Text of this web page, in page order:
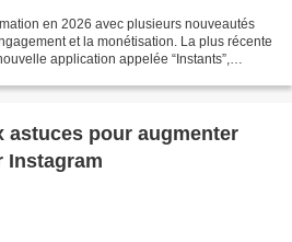
en 2026 avec plusieurs nouveautés
et la monétisation. La plus récente
application appelée “Instants”,
astuces pour augmenter
Instagram